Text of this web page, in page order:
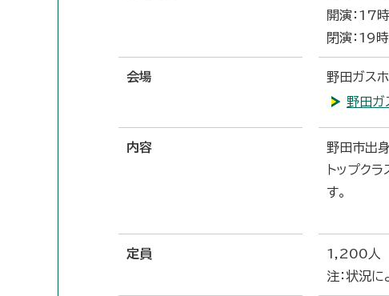
開演：17
閉演：19
会場
野田ガス
野田ガ
内容
野田市出
トップク
す。
定員
1,200人
注：状況